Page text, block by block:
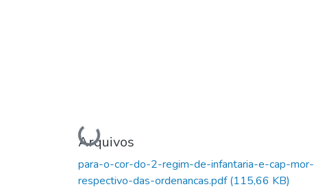
Carregando...
Arquivos
para-o-cor-do-2-regim-de-infantaria-e-cap-mor-
respectivo-das-ordenancas.pdf(115,66 KB)